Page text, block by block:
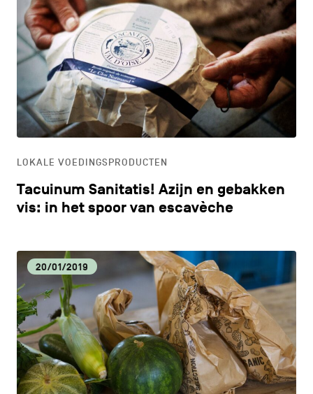
LOKALE VOEDINGSPRODUCTEN
Tacuinum Sanitatis! Azijn en gebakken
vis: in het spoor van escavèche
20/01/2019